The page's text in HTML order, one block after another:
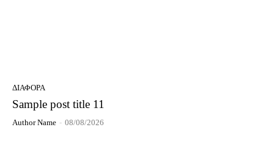
ΔΙΆΦΟΡΑ
Sample post title 11
Author Name - 08/08/2026